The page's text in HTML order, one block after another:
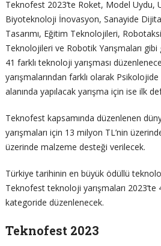
Teknofest 2023’te Roket, Model Uydu,
Biyoteknoloji İnovasyon, Sanayide
Tasarımı, Eğitim Teknolojileri,
Teknolojileri ve Robotik Yarışmaları
41 farklı teknoloji yarışması
yarışmalarından farklı olarak
alanında yapılacak yarışma için ise ilk
Teknofest kapsamında düzenlenen
yarışmaları için 13 milyon TL’nin
üzerinde malzeme desteği verilecek.
Türkiye tarihinin en büyük ödüllü
Teknofest teknoloji yarışmaları
kategoride düzenlenecek.
Teknofest 2023